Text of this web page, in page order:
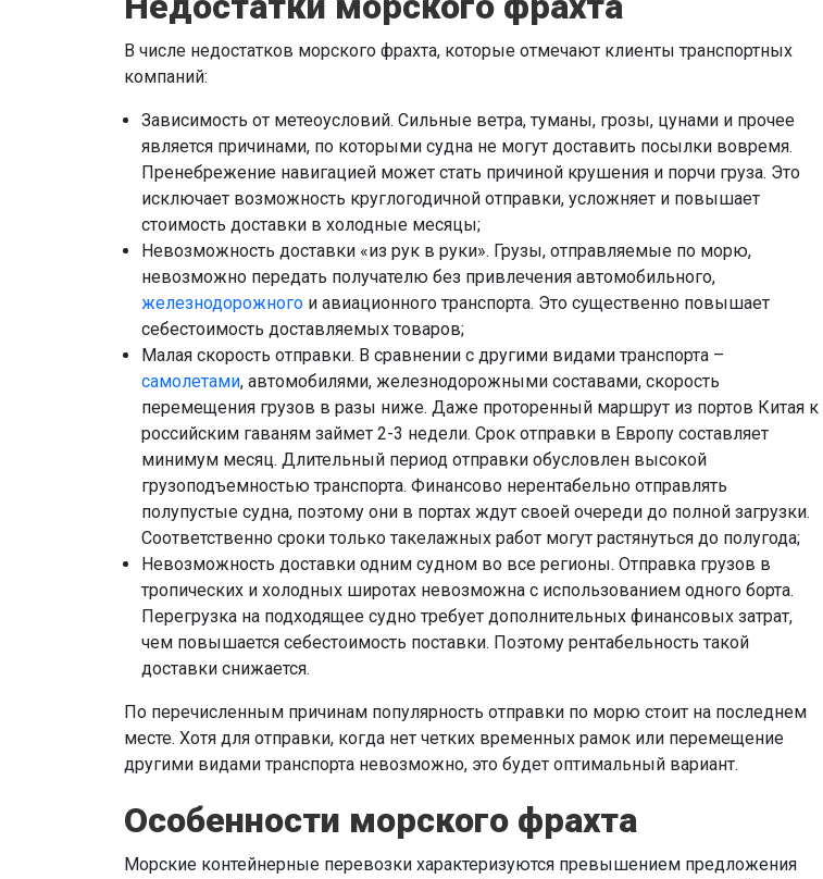
В числе недостатков морского фрахта, которые отмечают клиенты транспортных
компаний:
Зависимость от метеоусловий. Сильные ветра, туманы, грозы, цунами и прочее
является причинами, по которыми судна не могут доставить посылки вовремя.
Пренебрежение навигацией может стать причиной крушения и порчи груза. Это
исключает возможность круглогодичной отправки, усложняет и повышает
стоимость доставки в холодные месяцы;
Невозможность доставки «из рук в руки». Грузы, отправляемые по морю,
невозможно передать получателю без привлечения автомобильного,
железнодорожного и авиационного транспорта. Это существенно повышает
себестоимость доставляемых товаров;
Малая скорость отправки. В сравнении с другими видами транспорта –
самолетами, автомобилями, железнодорожными составами, скорость
перемещения грузов в разы ниже. Даже проторенный маршрут из портов Китая к
российским гаваням займет 2-3 недели. Срок отправки в Европу составляет
минимум месяц. Длительный период отправки обусловлен высокой
грузоподъемностью транспорта. Финансово нерентабельно отправлять
полупустые судна, поэтому они в портах ждут своей очереди до полной загрузки.
Соответственно сроки только такелажных работ могут растянуться до полугода;
Невозможность доставки одним судном во все регионы. Отправка грузов в
тропических и холодных широтах невозможна с использованием одного борта.
Перегрузка на подходящее судно требует дополнительных финансовых затрат,
чем повышается себестоимость поставки. Поэтому рентабельность такой
доставки снижается.
По перечисленным причинам популярность отправки по морю стоит на последнем
месте. Хотя для отправки, когда нет четких временных рамок или перемещение
другими видами транспорта невозможно, это будет оптимальный вариант.
Особенности морского фрахта
Морские контейнерные перевозки характеризуются превышением предложения